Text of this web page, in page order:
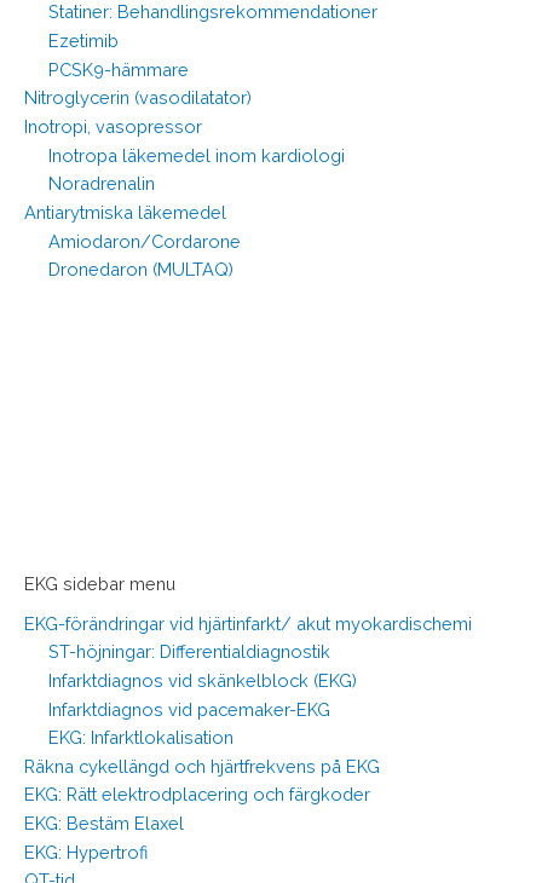
Statiner: Behandlingsrekommendationer
Ezetimib
PCSK9-hämmare
Nitroglycerin (vasodilatator)
Inotropi, vasopressor
Inotropa läkemedel inom kardiologi
Noradrenalin
Antiarytmiska läkemedel
Amiodaron/Cordarone
Dronedaron (MULTAQ)
EKG sidebar menu
EKG-förändringar vid hjärtinfarkt/ akut myokardischemi
ST-höjningar: Differentialdiagnostik
Infarktdiagnos vid skänkelblock (EKG)
Infarktdiagnos vid pacemaker-EKG
EKG: Infarktlokalisation
Räkna cykellängd och hjärtfrekvens på EKG
EKG: Rätt elektrodplacering och färgkoder
EKG: Bestäm Elaxel
EKG: Hypertrofi